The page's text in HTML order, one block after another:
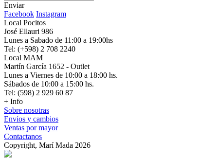
Enviar
Facebook Instagram
Local Pocitos
José Ellauri 986
Lunes a Sabado de 11:00 a 19:00hs
Tel: (+598) 2 708 2240
Local MAM
Martín García 1652 - Outlet
Lunes a Viernes de 10:00 a 18:00 hs.
Sábados de 10:00 a 15:00 hs.
Tel: (598) 2 929 60 87
+ Info
Sobre nosotras
Envíos y cambios
Ventas por mayor
Contactanos
Copyright, Marí Mada 2026